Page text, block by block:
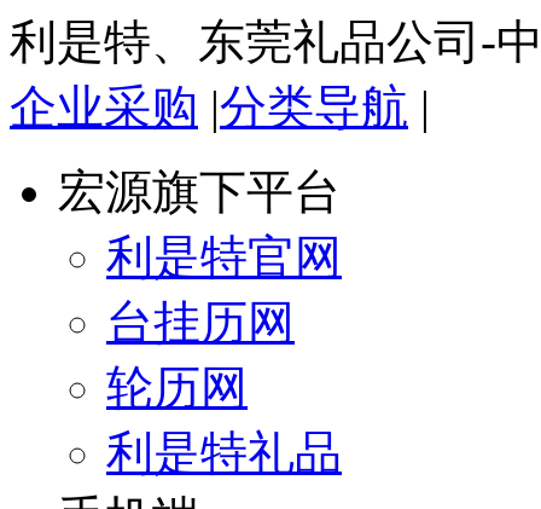
利是特、东莞礼品公司-
企业采购 |分类导航 |
宏源旗下平台
利是特官网
台挂历网
轮历网
利是特礼品